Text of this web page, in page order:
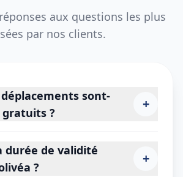
aux questions les plus
par nos clients.
sont-
?
+
durée de validité
?
+